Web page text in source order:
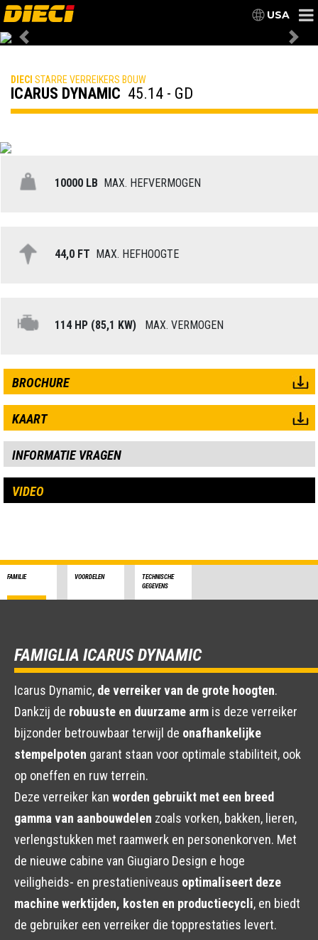
USA
Previous
DIECI STARRE VERREIKERS BOUW
ICARUS DYNAMIC 45.14 - GD
10000 LB MAX. HEFVERMOGEN
44,0 FT MAX. HEFHOOGTE
114 HP (85,1 KW) MAX. VERMOGEN
BROCHURE
KAART
INFORMATIE VRAGEN
VIDEO
FAMILIE VOORDELEN
TECHNISCHE
GEGEVENS
FAMIGLIA ICARUS DYNAMIC
Icarus Dynamic, de verreiker van de grote hoogten.
Dankzij de robuuste en duurzame arm is deze verreiker
bijzonder betrouwbaar terwijl de onafhankelijke
stempelpoten garant staan voor optimale stabiliteit, ook
op oneffen en ruw terrein.
Deze verreiker kan worden gebruikt met een breed
gamma van aanbouwdelen zoals vorken, bakken, lieren,
verlengstukken met raamwerk en personenkorven. Met
de nieuwe cabine van Giugiaro Design e hoge
veiligheids- en prestatieniveaus optimaliseert deze
machine werktijden, kosten en productiecycli, en biedt
de gebruiker een verreiker die topprestaties levert.